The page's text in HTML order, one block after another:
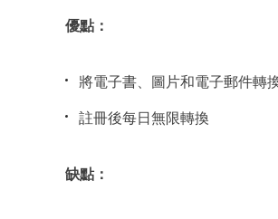
優點：
將電子書、圖片和電子郵件轉
註冊後每日無限轉換
缺點：